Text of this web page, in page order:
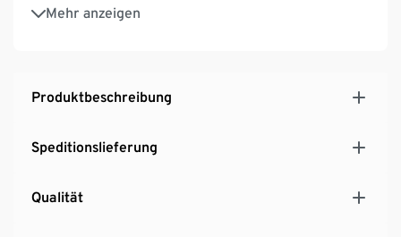
Mehr anzeigen
Startzeitvorwahl (1 - 24 Std.)
Mit elektronischem Aquastop
Produktbeschreibung
Speditionslieferung
Qualität